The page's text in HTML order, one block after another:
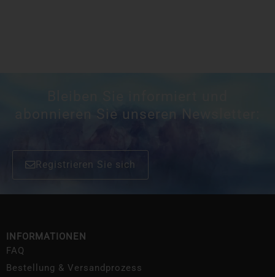
abonnieren Sie unseren Newsletter:
Registrieren Sie sich
INFORMATIONEN
FAQ
Bestellung & Versandprozess